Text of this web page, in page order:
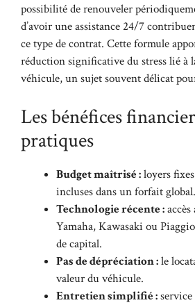
possibilité de renouveler
d’avoir une assistance 24/7
ce type de contrat. Cette formule
réduction significative du stress lié à
véhicule, un sujet souvent délicat
Les bénéfices
pratiques
Budget maîtrisé :loyers
incluses dans un forfait global.
Technologie récente :
Yamaha, Kawasaki ou
de capital.
Pas de dépréciation :le
valeur du véhicule.
Entretien simplifié :service